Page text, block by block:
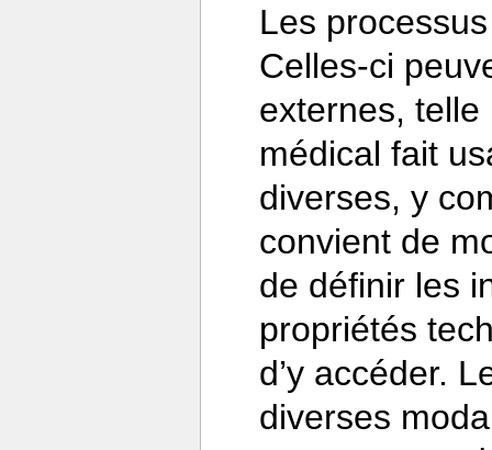
Les
Celles-ci
externes,
médical fait
diverses, y
convient de
de définir les
propriétés
d’y accéder.
diverses